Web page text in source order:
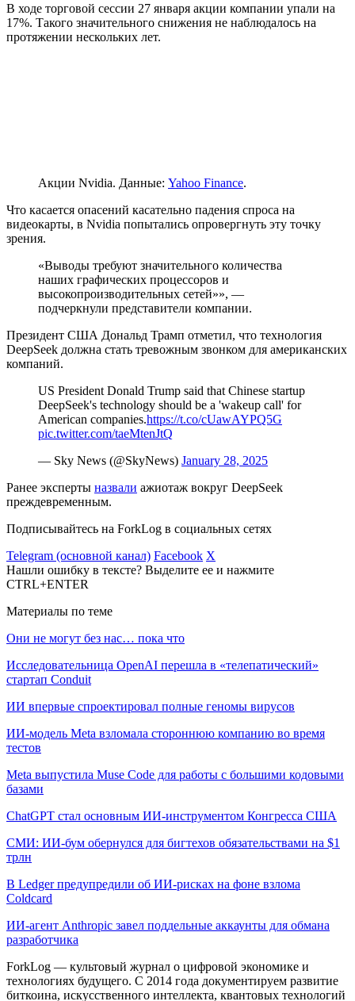
В ходе торговой сессии 27 января акции компании упали на
17%. Такого значительного снижения не наблюдалось на
протяжении нескольких лет.
Акции Nvidia. Данные: Yahoo Finance.
Что касается опасений касательно падения спроса на
видеокарты, в Nvidia попытались опровергнуть эту точку
зрения.
«Выводы требуют значительного количества
наших графических процессоров и
высокопроизводительных сетей»», —
подчеркнули представители компании.
Президент США Дональд Трамп отметил, что технология
DeepSeek должна стать тревожным звонком для американских
компаний.
US President Donald Trump said that Chinese startup
DeepSeek's technology should be a 'wakeup call' for
American companies.https://t.co/cUawAYPQ5G
pic.twitter.com/taeMtenJtQ
— Sky News (@SkyNews) January 28, 2025
Ранее эксперты назвали ажиотаж вокруг DeepSeek
преждевременным.
Подписывайтесь на ForkLog в социальных сетях
Telegram (основной канал) Facebook X
Нашли ошибку в тексте? Выделите ее и нажмите
CTRL+ENTER
Материалы по теме
Они не могут без нас… пока что
Исследовательница OpenAI перешла в «телепатический»
стартап Conduit
ИИ впервые спроектировал полные геномы вирусов
ИИ-модель Meta взломала стороннюю компанию во время
тестов
Meta выпустила Muse Code для работы с большими кодовыми
базами
ChatGPT стал основным ИИ-инструментом Конгресса США
СМИ: ИИ-бум обернулся для бигтехов обязательствами на $1
трлн
В Ledger предупредили об ИИ-рисках на фоне взлома
Coldcard
ИИ-агент Anthropic завел поддельные аккаунты для обмана
разработчика
ForkLog — культовый журнал о цифровой экономике и
технологиях будущего. С 2014 года документируем развитие
биткоина, искусственного интеллекта, квантовых технологий